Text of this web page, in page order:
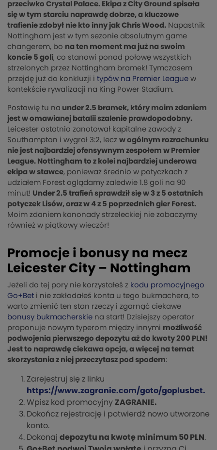
przeciwko Crystal Palace. Ekipa z City Ground spisała
się w tym starciu naprawdę dobrze, a kluczowe
trafienie zdobył nie kto inny jak Chris Wood. Napastnik
Nottingham jest w tym sezonie absolutnym game
changerem, bo na ten moment ma już na swoim
koncie 5 goli, co stanowi ponad połowę wszystkich
strzelonych przez Nottingham bramek! Tymczasem
przejdę już do konkluzji i typów na Premier League w
kontekście rywalizacji na King Power Stadium.
Postawię tu na under 2.5 bramek, który moim zdaniem
jest w omawianej batalii szalenie prawdopodobny.
Leicester ostatnio zanotował kapitalne zawody z
Southampton i wygrał 3:2, lecz w ogólnym rozrachunku
nie jest najbardziej ofensywnym zespołem w Premier
League. Nottingham to z kolei najbardziej underowa
ekipa w stawce, ponieważ średnio w potyczkach z
udziałem Forest oglądamy zaledwie 1.8 goli na 90
minut! Under 2.5 trafień sprawdził się w 3 z 5 ostatnich
potyczek Lisów, oraz w 4 z 5 poprzednich gier Forest.
Moim zdaniem kanonady strzeleckiej nie zobaczymy
również w piątkowy wieczór!
Promocje i bonusy na mecz
Leicester City – Nottingham
Jeżeli do tej pory nie korzystałeś z kodu promocyjnego
Go+Bet i nie zakładałeś konta u tego bukmachera, to
warto zmienić ten stan rzeczy i zgarnąć ciekawe
bonusy bukmacherskie na start! Dzisiejszy operator
proponuje nowym typerom między innymi możliwość
podwojenia pierwszego depozytu aż do kwoty 200 PLN!
Jest to naprawdę ciekawa opcja, a więcej na temat
skorzystania z niej przeczytasz pod spodem:
Zarejestruj się z linku
https://www.zagranie.com/goto/goplusbet.
Wpisz kod promocyjny ZAGRANIE.
Dokończ rejestrację i potwierdź nowo utworzone
konto.
Dokonaj depozytu na kwotę minimum 50 PLN .